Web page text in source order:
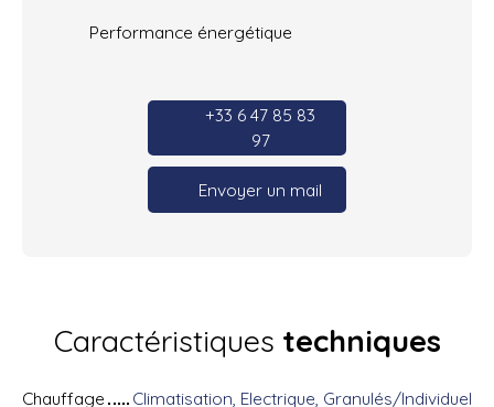
Performance énergétique
+33 6 47 85 83
97
Envoyer un mail
Caractéristiques techniques
Chauffage
Climatisation, Electrique, Granulés/Individuel